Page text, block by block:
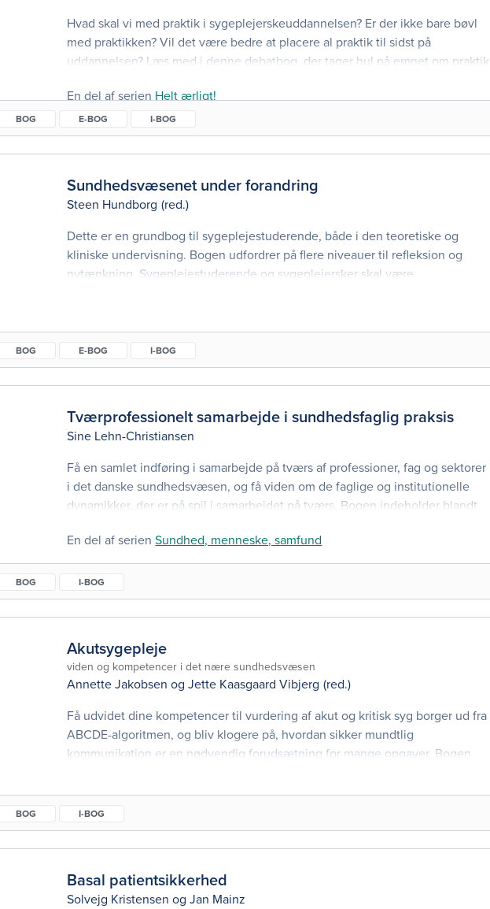
Hvad skal vi med praktik i sygeplejerskeuddannelsen? Er der ikke bare bøvl
med praktikken? Vil det være bedre at placere al praktik til sidst på
uddannelsen? Læs med i denne debatbog, der tager hul på emnet om praktik
forskellige bidragsydere med forskellige baggrunde, tilgange og holdninger
fortæller om deres ærlige mening til de aktuelle probl
En del af serienHelt ærligt!
BOG E-BOG I-BOG
Sundhedsvæsenet under forandring
Steen Hundborg (red.)
Dette er en grundbog til sygeplejestuderende, både i den teoretiske og
kliniske undervisning. Bogen udfordrer på flere niveauer til refleksion og
nytænkning. Sygeplejestuderende og sygeplejersker skal være
er bl.a. forsynet med øvelser, ligesom læringsfokus står centralt i bogen.
BOG E-BOG I-BOG
Tværprofessionelt samarbejde i sundhedsfaglig praksis
Sine Lehn-Christiansen
Få en samlet indføring i samarbejde på tværs af professioner, fag og sektorer
i det danske sundhedsvæsen, og få viden om de faglige og institutionelle
dynamikker, der er på spil i samarbejdet på tværs. Bogen indeholder blandt
arbejde oplevede en genstart under særlige forhold, og om lægernes og
uddannelsessystemets rolle i udvikling af det tværprofessionelle s
En del af serienSundhed, menneske, samfund
BOG I-BOG
Akutsygepleje
viden og kompetencer i det nære sundhedsvæsen
Annette Jakobsen ogJette Kaasgaard Vibjerg (red.)
Få udvidet dine kompetencer til vurdering af akut og kritisk syg borger ud fra
ABCDE-algoritmen, og bliv klogere på, hvordan sikker mundtlig
kommunikation er en nødvendig forudsætning for mange opgaver. Bogen
hvor det bliver stadig vigtigere, at den enkelte borger får den rette pleje og
behandling, til rette tid, af de rette fagpersoner. Vi ser et ændret sy
BOG I-BOG
Basal patientsikkerhed
Solvejg Kristensen ogJan Mainz